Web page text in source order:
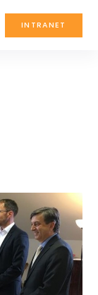
INTRANET